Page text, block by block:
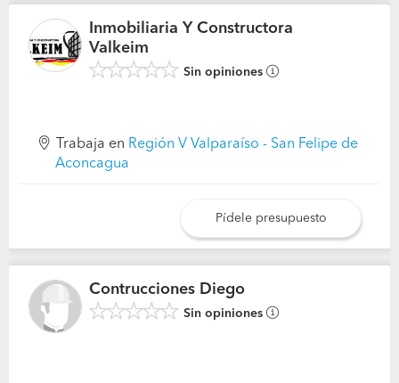
Inmobiliaria Y Constructora
Valkeim
Sin opiniones
Trabaja en Región V Valparaíso - San Felipe de
Aconcagua
Pídele presupuesto
Contrucciones Diego
Sin opiniones